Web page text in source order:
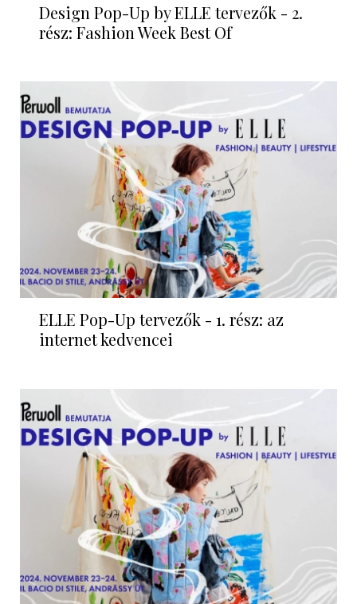
Design Pop-Up by ELLE tervezők - 2.
rész: Fashion Week Best Of
ELLE Pop-Up tervezők - 1. rész: az
internet kedvencei